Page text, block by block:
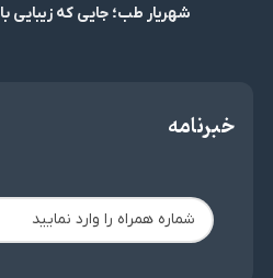
شهریار طب؛ جایی که
خبرنامه